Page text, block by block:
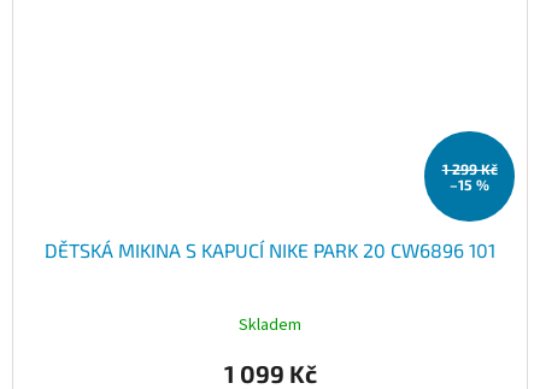
1 299 Kč
–15 %
DĚTSKÁ MIKINA S KAPUCÍ NIKE PARK 20 CW6896 101
Skladem
1 099 Kč